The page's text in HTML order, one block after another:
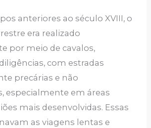
anteriores ao século XVIII, o
era realizado
por meio de cavalos,
com estradas
precárias e não
especialmente em áreas
mais desenvolvidas. Essas
as viagens lentas e